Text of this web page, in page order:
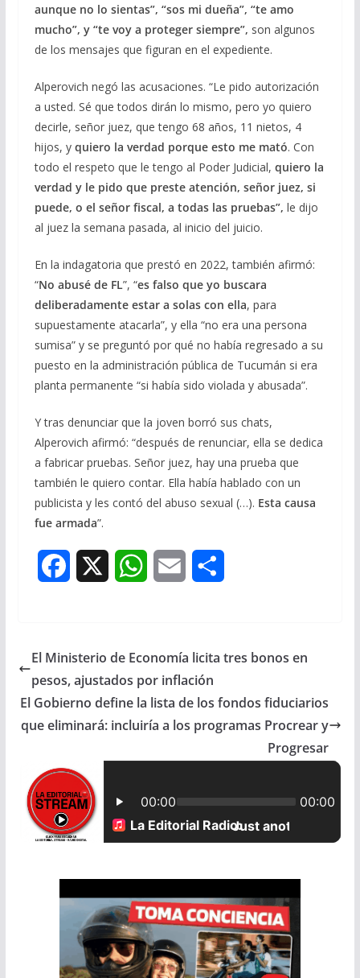
aunque no lo sientas”, “sos mi dueña”, “te amo
mucho”, y “te voy a proteger siempre”, son algunos
de los mensajes que figuran en el expediente.
Alperovich negó las acusaciones. “Le pido autorización
a usted. Sé que todos dirán lo mismo, pero yo quiero
decirle, señor juez, que tengo 68 años, 11 nietos, 4
hijos, y quiero la verdad porque esto me mató. Con
todo el respeto que le tengo al Poder Judicial, quiero la
verdad y le pido que preste atención, señor juez, si
puede, o el señor fiscal, a todas las pruebas”, le dijo
al juez la semana pasada, al inicio del juicio.
En la indagatoria que prestó en 2022, también afirmó:
“No abusé de FL”, “es falso que yo buscara
deliberadamente estar a solas con ella, para
supuestamente atacarla”, y ella “no era una persona
sumisa” y se preguntó por qué no había regresado a su
puesto en la administración pública de Tucumán si era
planta permanente “si había sido violada y abusada”.
Y tras denunciar que la joven borró sus chats,
Alperovich afirmó: “después de renunciar, ella se dedica
a fabricar pruebas. Señor juez, hay una prueba que
también le quiero contar. Ella había hablado con un
publicista y les contó del abuso sexual (…). Esta causa
fue armada”.
e
o
k
W
t
s
A
p
i
l
r
El Ministerio de Economía licita tres bonos en
pesos, ajustados por inflación
El Gobierno define la lista de los fondos fiduciarios
que eliminará: incluiría a los programas Procrear y
Progresar